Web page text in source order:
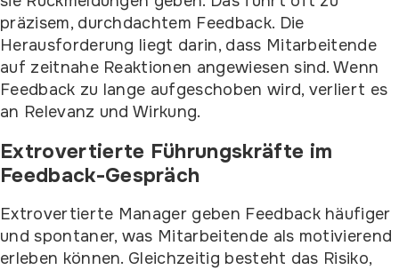
präzisem, durchdachtem Feedback. Die
Herausforderung liegt darin, dass Mitarbeitende
auf zeitnahe Reaktionen angewiesen sind. Wenn
Feedback zu lange aufgeschoben wird, verliert es
an Relevanz und Wirkung.
Extrovertierte Führungskräfte im
Feedback-Gespräch
Extrovertierte Manager geben Feedback häufiger
und spontaner, was Mitarbeitende als motivierend
erleben können. Gleichzeitig besteht das Risiko,